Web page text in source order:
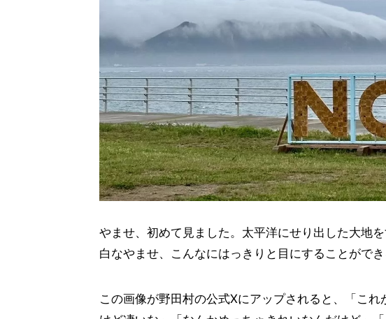
やませ、初めて見ました。太平洋にせり出した大地
白なやませ、こんなにはっきりと目にすることができ
この画像が野田村の公式Xにアップされると、「こ